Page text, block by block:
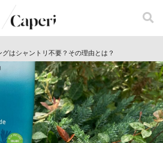
はシャントリ不要？その理由とは？